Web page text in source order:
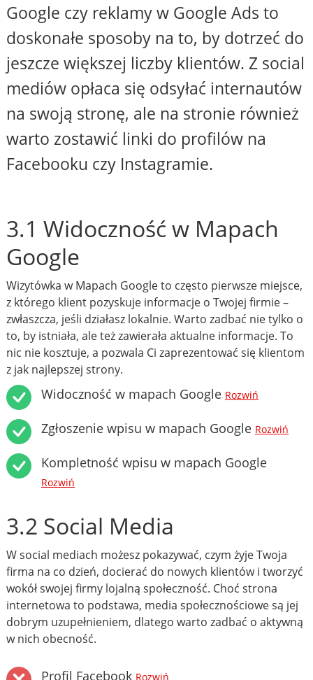
Google czy reklamy w Google Ads to
doskonałe sposoby na to, by dotrzeć do
jeszcze większej liczby klientów. Z social
mediów opłaca się odsyłać internautów
na swoją stronę, ale na stronie również
warto zostawić linki do profilów na
Facebooku czy Instagramie.
3.1 Widoczność w Mapach
Google
Wizytówka w Mapach Google to często pierwsze miejsce,
z którego klient pozyskuje informacje o Twojej firmie –
zwłaszcza, jeśli działasz lokalnie. Warto zadbać nie tylko o
to, by istniała, ale też zawierała aktualne informacje. To
nic nie kosztuje, a pozwala Ci zaprezentować się klientom
z jak najlepszej strony.
Widoczność w mapach Google Rozwiń
Zgłoszenie wpisu w mapach Google Rozwiń
Kompletność wpisu w mapach Google
Rozwiń
3.2 Social Media
W social mediach możesz pokazywać, czym żyje Twoja
firma na co dzień, docierać do nowych klientów i tworzyć
wokół swojej firmy lojalną społeczność. Choć strona
internetowa to podstawa, media społecznościowe są jej
dobrym uzupełnieniem, dlatego warto zadbać o aktywną
w nich obecność.
Profil Facebook